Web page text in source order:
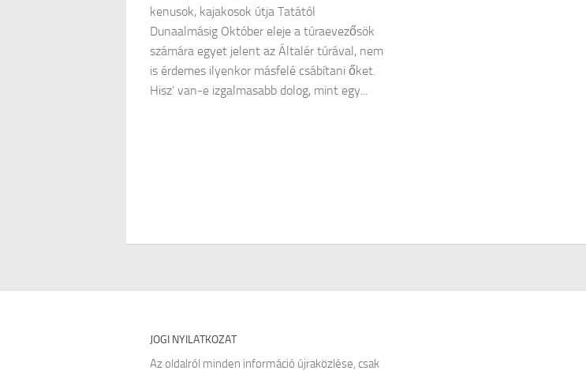
kenusok, kajakosok útja Tatától
Dunaalmásig Október eleje a túraevezősök
számára egyet jelent az Általér túrával, nem
is érdemes ilyenkor másfelé csábítani őket.
Hisz’ van-e izgalmasabb dolog, mint egy...
JOGI NYILATKOZAT
Az oldalról minden információ újraközlése, csak